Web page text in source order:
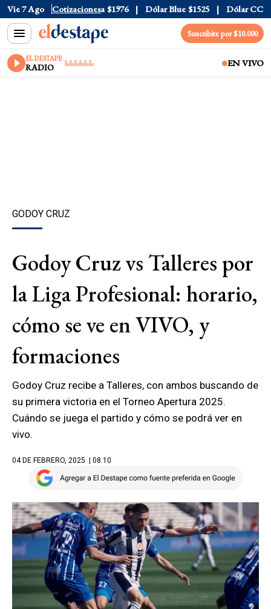
Vie 7 Ago Cotizaciones
$1520 Dólar Tarjeta $1976 Dólar Blue $1525 Dólar CCL
Suscribite por $10.000
EL DESTAPE
RADIO EN VIVO
GODOY CRUZ
Godoy Cruz vs Talleres por
la Liga Profesional: horario,
cómo se ve en VIVO, y
formaciones
Godoy Cruz recibe a Talleres, con ambos buscando de
su primera victoria en el Torneo Apertura 2025.
Cuándo se juega el partido y cómo se podrá ver en
vivo.
04 DE FEBRERO, 2025 | 08.10